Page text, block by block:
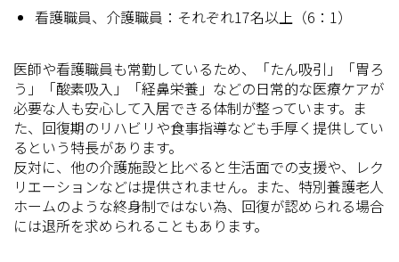
看護職員、介護職員：それぞれ17名以上（6：1）
医師や看護職員も常勤しているため、「たん吸引」「胃ろ
う」「酸素吸入」「経鼻栄養」などの日常的な医療ケアが
必要な人も安心して入居できる体制が整っています。ま
た、回復期のリハビリや食事指導なども手厚く提供してい
るという特長があります。
反対に、他の介護施設と比べると生活面での支援や、レク
リエーションなどは提供されません。また、特別養護老人
ホームのような終身制ではない為、回復が認められる場合
には退所を求められることもあります。